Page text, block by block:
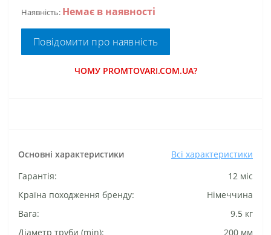
Наявність: Немає в наявності
Повідомити про наявність
ЧОМУ PROMTOVARI.COM.UA?
Основні характеристики
Всі характеристики
Гарантія:
12 міс
Країна походження бренду:
Німеччина
Вага:
9.5 кг
Діаметр труби (min):
200 мм